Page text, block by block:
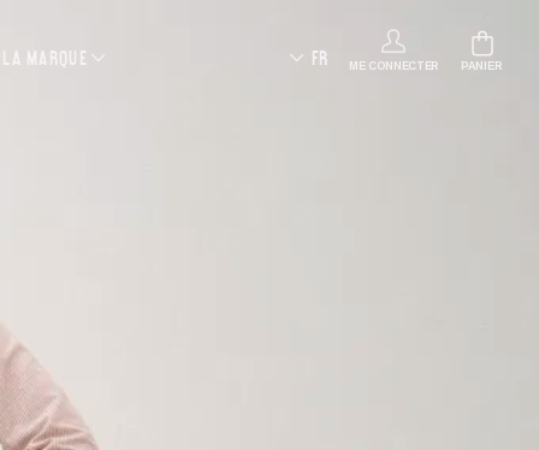
LA MARQUE FR ME CONNECTER PANIER